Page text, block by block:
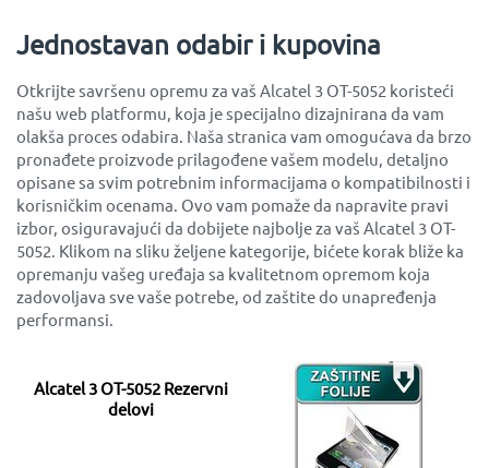
Jednostavan odabir i kupovina
Otkrijte savršenu opremu za vaš Alcatel 3 OT-5052 koristeći
našu web platformu, koja je specijalno dizajnirana da vam
olakša proces odabira. Naša stranica vam omogućava da brzo
pronađete proizvode prilagođene vašem modelu, detaljno
opisane sa svim potrebnim informacijama o kompatibilnosti i
korisničkim ocenama. Ovo vam pomaže da napravite pravi
izbor, osiguravajući da dobijete najbolje za vaš Alcatel 3 OT-
5052. Klikom na sliku željene kategorije, bićete korak bliže ka
opremanju vašeg uređaja sa kvalitetnom opremom koja
zadovoljava sve vaše potrebe, od zaštite do unapređenja
performansi.
Alcatel 3 OT-5052 Rezervni
delovi